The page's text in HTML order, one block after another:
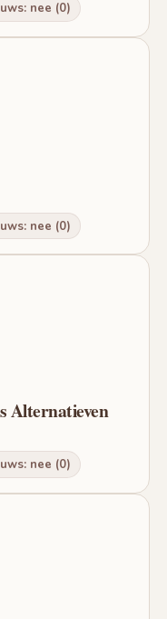
nee (0)
nee (0)
Alternatieven
nee (0)